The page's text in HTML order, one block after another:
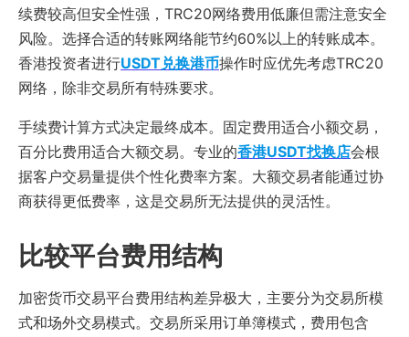
续费较高但安全性强，TRC20网络费用低廉但需注意安全
风险。选择合适的转账网络能节约60%以上的转账成本。
香港投资者进行USDT兑换港币操作时应优先考虑TRC20
网络，除非交易所有特殊要求。
手续费计算方式决定最终成本。固定费用适合小额交易，
百分比费用适合大额交易。专业的香港USDT找换店会根
据客户交易量提供个性化费率方案。大额交易者能通过协
商获得更低费率，这是交易所无法提供的灵活性。
比较平台费用结构
加密货币交易平台费用结构差异极大，主要分为交易所模
式和场外交易模式。交易所采用订单簿模式，费用包含